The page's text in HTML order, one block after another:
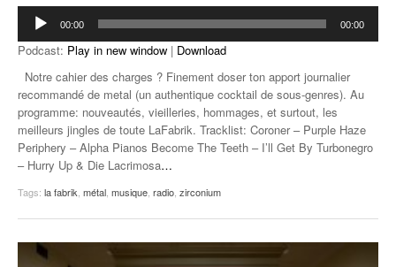
Lecteur
audio
00:00 00:00
Podcast: Play in new window | Download
Notre cahier des charges ? Finement doser ton apport journalier
recommandé de metal (un authentique cocktail de sous-genres). Au
programme: nouveautés, vieilleries, hommages, et surtout, les
meilleurs jingles de toute LaFabrik. Tracklist: Coroner – Purple Haze
Periphery – Alpha Pianos Become The Teeth – I’ll Get By Turbonegro
– Hurry Up & Die Lacrimosa…
Tags: la fabrik, métal, musique, radio, zirconium